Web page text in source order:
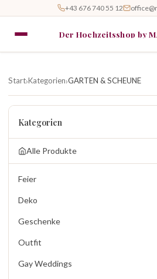
+43 676 740 55 12
Der Hochzeitsshop by
Start›Kategorien›GARTEN & SCHEUNE
Kategorien
Alle Produkte
Feier
Deko
Geschenke
Outfit
Gay Weddings